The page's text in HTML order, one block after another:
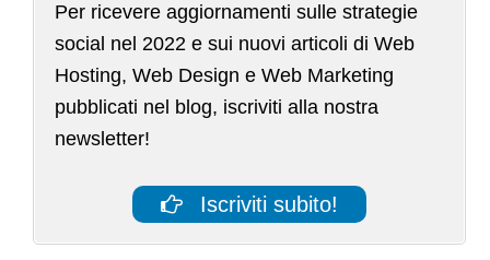
Per ricevere aggiornamenti sulle strategie
social nel 2022 e sui nuovi articoli di Web
Hosting, Web Design e Web Marketing
pubblicati nel blog, iscriviti alla nostra
newsletter!
Iscriviti subito!